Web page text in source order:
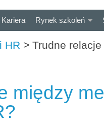
Kariera Rynek szkoleń
HR > Trudne
między